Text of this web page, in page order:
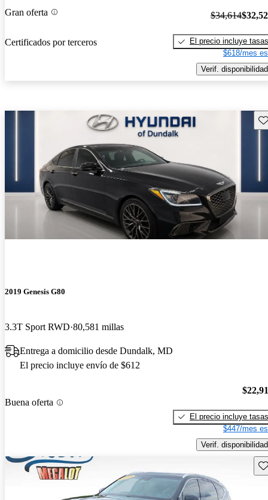
Gran oferta
Certificados por terceros
$34,614
El precio incluye tasas
$618/mes
Verif. disponibilidad
2019 Genesis G80
3.3T Sport RWD 80,581 millas
Entrega a domicilio desde Dundalk, MD
El precio incluye envío de $612
Buena oferta
El precio incluye tasas
$447/mes
Verif. disponibilidad